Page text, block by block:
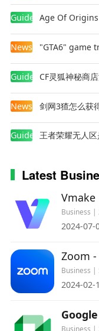
Guides Age Of
News
Guides
News 剑网3猹怎么获
Guides
Latest
Vmake
Business |
2024-07-
Business |
2024-02-
Business |